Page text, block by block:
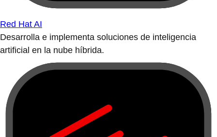
Red Hat AI
Desarrolla e implementa soluciones de inteligencia
artificial en la nube híbrida.